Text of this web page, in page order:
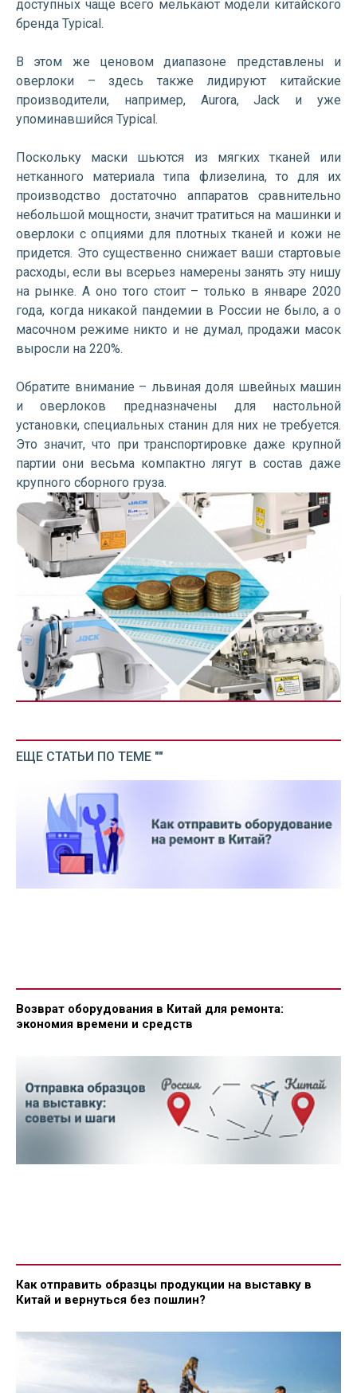
доступных чаще всего мелькают модели китайского
бренда Typical.
В этом же ценовом диапазоне представлены и
оверлоки – здесь также лидируют китайские
производители, например, Aurora, Jack и уже
упоминавшийся Typical.
Поскольку маски шьются из мягких тканей или
нетканного материала типа флизелина, то для их
производство достаточно аппаратов сравнительно
небольшой мощности, значит тратиться на машинки и
оверлоки с опциями для плотных тканей и кожи не
придется. Это существенно снижает ваши стартовые
расходы, если вы всерьез намерены занять эту нишу
на рынке. А оно того стоит – только в январе 2020
года, когда никакой пандемии в России не было, а о
масочном режиме никто и не думал, продажи масок
выросли на 220%.
Обратите внимание – львиная доля швейных машин
и оверлоков предназначены для настольной
установки, специальных станин для них не требуется.
Это значит, что при транспортировке даже крупной
партии они весьма компактно лягут в состав даже
крупного сборного груза.
ЕЩЕ СТАТЬИ ПО ТЕМЕ ""
Возврат оборудования в Китай для ремонта:
экономия времени и средств
Как отправить образцы продукции на выставку в
Китай и вернуться без пошлин?